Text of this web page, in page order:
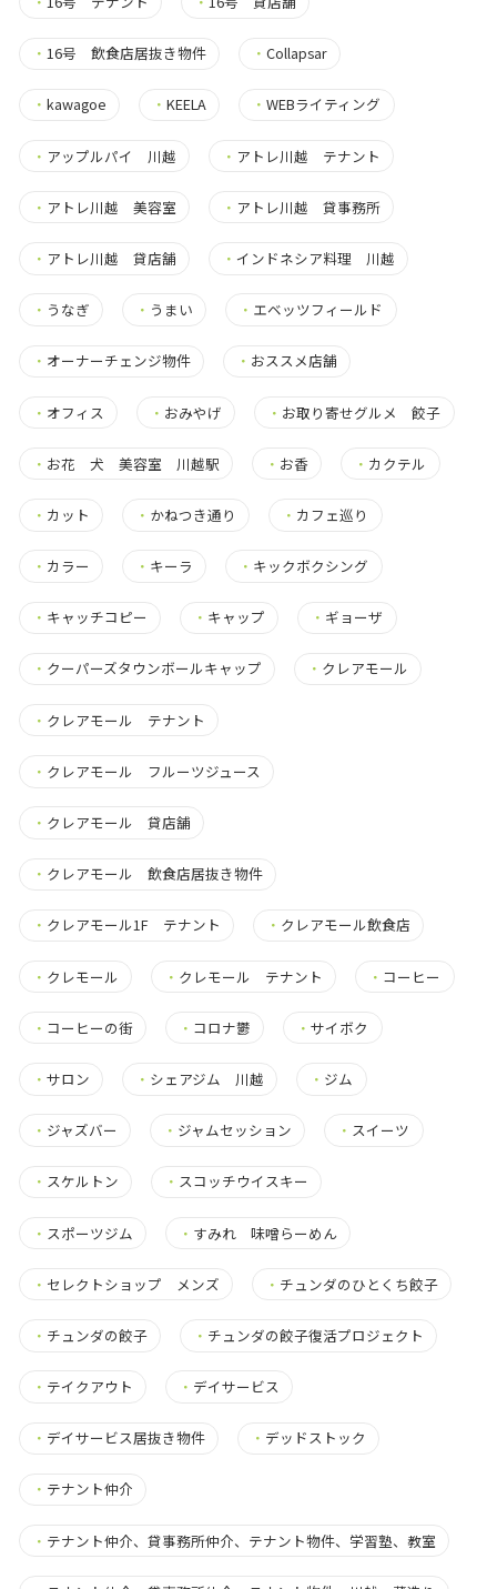
・ 16号 飲食店居抜き物件 ・Collapsar
・ kawagoe ・KEELA ・WEBライティング
・ アップルパイ 川越 ・ アトレ川越 テナント
・ アトレ川越 美容室 ・ アトレ川越 貸事務所
・ アトレ川越 貸店舗 ・ インドネシア料理 川越
・ うなぎ ・ うまい ・ エベッツフィールド
・ オーナーチェンジ物件 ・ おススメ店舗
・ オフィス ・ おみやげ ・ お取り寄せグルメ 餃子
・ お花 犬 美容室 川越駅 ・ お香 ・ カクテル
・ カット ・ かねつき通り ・ カフェ巡り
・ カラー ・ キーラ ・ キックボクシング
・ キャッチコピー ・ キャップ ・ ギョーザ
・ クーパーズタウンボールキャップ ・ クレアモール
・ クレアモール テナント
・ クレアモール フルーツジュース
・ クレアモール 貸店舗
・ クレアモール 飲食店居抜き物件
・ クレアモール1F テナント ・ クレアモール飲食店
・ クレモール ・ クレモール テナント ・ コーヒー
・ コーヒーの街 ・ コロナ鬱 ・サイボク
・ サロン ・ シェアジム 川越 ・ ジム
・ ジャズバー ・ ジャムセッション ・ スイーツ
・ スケルトン ・ スコッチウイスキー
・ スポーツジム ・ すみれ 味噌らーめん
・ セレクトショップ メンズ ・ チュンダのひとくち餃子
・ チュンダの餃子 ・ チュンダの餃子復活プロジェクト
・ テイクアウト ・ デイサービス
・ デイサービス居抜き物件 ・ デッドストック
・ テナント仲介
・ テナント仲介、貸事務所仲介、テナント物件、学習塾、教室